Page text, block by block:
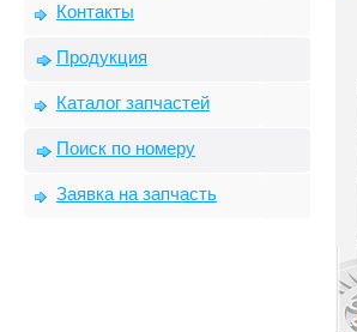
Контакты
Продукция
Каталог запчастей
Поиск по номеру
Заявка на запчасть